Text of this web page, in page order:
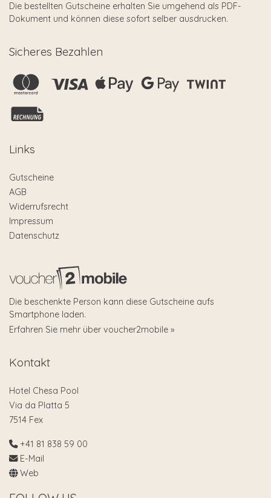
Die bestellten Gutscheine erhalten Sie umgehend als PDF-
Dokument und können diese sofort selber ausdrucken.
Sicheres Bezahlen
Links
Gutscheine
AGB
Widerrufsrecht
Impressum
Datenschutz
Die beschenkte Person kann diese Gutscheine aufs
Smartphone laden.
Erfahren Sie mehr über voucher2mobile »
Kontakt
Hotel Chesa Pool
Via da Platta 5
7514 Fex
+41 81 838 59 00
E-Mail
Web